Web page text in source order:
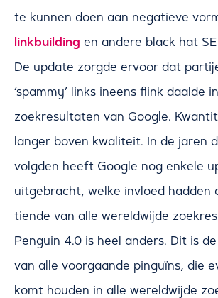
te kunnen doen aan negatieve
linkbuilding en andere black hat
De update zorgde ervoor dat
‘spammy’ links ineens flink daalde
zoekresultaten van Google.
langer boven kwaliteit. In de jaren
volgden heeft Google nog enkele
uitgebracht, welke invloed hadden
tiende van alle wereldwijde
Penguin 4.0 is heel anders. Dit is
van alle voorgaande pinguïns, die
komt houden in alle wereldwijde